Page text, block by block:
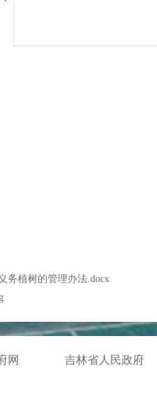
务植树的管理办法.docx
网 吉林省人民政府